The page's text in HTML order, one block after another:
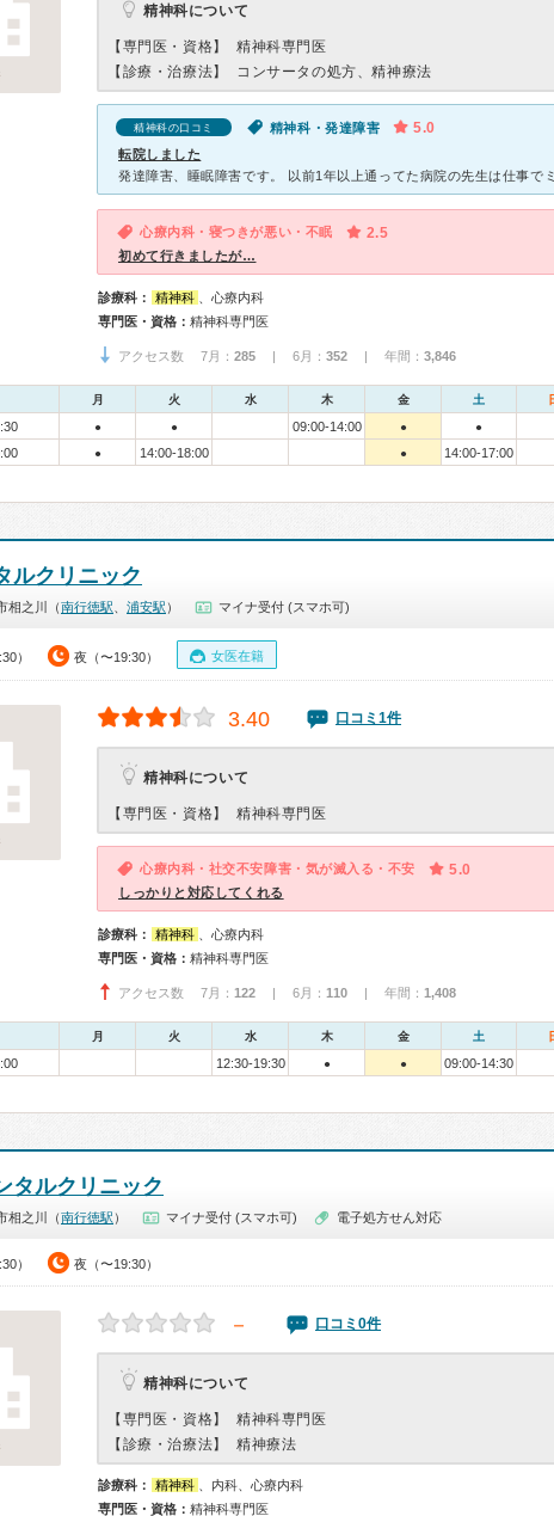
精神科について
【専門医・資格】
精神科専門医
【診療・治療法】
コンサータの処方、精神療法
精神科の口コミ 精神科・発達障害 5.0
転院しました
心療内科・寝つきが悪い・不眠 2.5
初めて行きましたが…
診療科： 精神科
、心療内科
専門医・資格： 精神科専門医
アクセス数 7月： 285 | 6月： 352 | 年間： 3,846
月 火 水 木 金 土
● ● 09:00-14:00 ● ●
● 14:00-18:00 ● 14:00-17:00
ルクリニック
相之川（南行徳駅 浦安駅 ） マイナ受付 (スマホ可)
） 夜（〜19:30） 女医在籍
3.40 口コミ1件
精神科について
【専門医・資格】 精神科専門医
心療内科・社交不安障害・気が滅入る・不安 5.0
しっかりと対応してくれる
診療科： 精神科
、心療内科
専門医・資格： 精神科専門医
アクセス数 7月： 122 | 6月： 110 | 年間： 1,408
月 火 水 木 金 土
12:30-19:30 ● ● 09:00-14:30
タルクリニック
相之川（南行徳駅 ） マイナ受付 (スマホ可) 電子処方せん対応
） 夜（〜19:30）
－ 口コミ0件
精神科について
【専門医・資格】
精神科専門医
【診療・治療法】
精神療法
診療科： 精神科
、内科、心療内科
専門医・資格： 精神科専門医